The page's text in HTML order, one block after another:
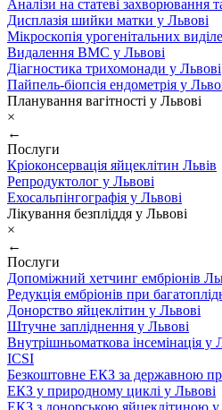
Аналізи на статеві захворювання
Дисплазія шийки матки у Львові
Мікроскопія урогенітальних
Видалення ВМС у Львові
Діагностика трихомонади у Львові
Пайпель-біопсія ендометрія у
Планування вагітності у Львові
×
←
Послуги
Кріоконсервація яйцеклітин Львів
Репродуктолог у Львові
Ехосальпінгографія у Львові
Лікування безпліддя у Львові
×
←
Послуги
Допоміжний хетчинг ембріонів
Редукція ембріонів при
Донорство яйцеклітин у Львові
Штучне запліднення у Львові
Внутрішньоматкова інсемінація у
ICSI
Безкоштовне ЕКЗ за державною
ЕКЗ у природному циклі у Львові
ЕКЗ з донорською яйцеклітиною у